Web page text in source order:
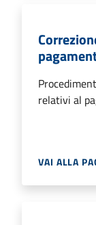
relativi al
VAI ALLA